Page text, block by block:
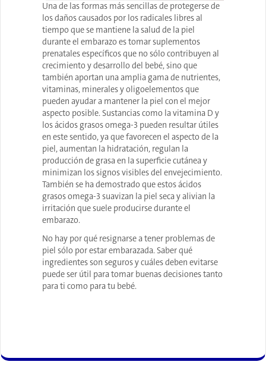
Una de las formas más sencillas de protegerse de
los daños causados por los radicales libres al
tiempo que se mantiene la salud de la piel
durante el embarazo es tomar suplementos
prenatales específicos que no sólo contribuyen al
crecimiento y desarrollo del bebé, sino que
también aportan una amplia gama de nutrientes,
vitaminas, minerales y oligoelementos que
pueden ayudar a mantener la piel con el mejor
aspecto posible. Sustancias como la vitamina D y
los ácidos grasos omega-3 pueden resultar útiles
en este sentido, ya que favorecen el aspecto de la
piel, aumentan la hidratación, regulan la
producción de grasa en la superficie cutánea y
minimizan los signos visibles del envejecimiento.
También se ha demostrado que estos ácidos
grasos omega-3 suavizan la piel seca y alivian la
irritación que suele producirse durante el
embarazo.
No hay por qué resignarse a tener problemas de
piel sólo por estar embarazada. Saber qué
ingredientes son seguros y cuáles deben evitarse
puede ser útil para tomar buenas decisiones tanto
para ti como para tu bebé.